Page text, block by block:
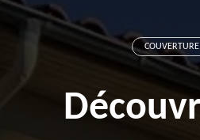
COUVERTURE